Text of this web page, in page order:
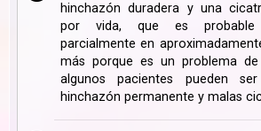
hinchazón duradera y una
por vida, que es probable
parcialmente en
más porque es un problema de
algunos pacientes pueden
hinchazón permanente y malas